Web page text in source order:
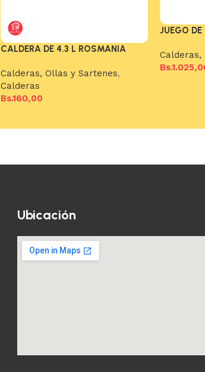
CALDERA DE 4.3 L ROSMANIA
Calderas, Ollas y Sartenes,
Calderas
Bs.160,00
JUEGO
Calderas,
Bs.
Ubicación